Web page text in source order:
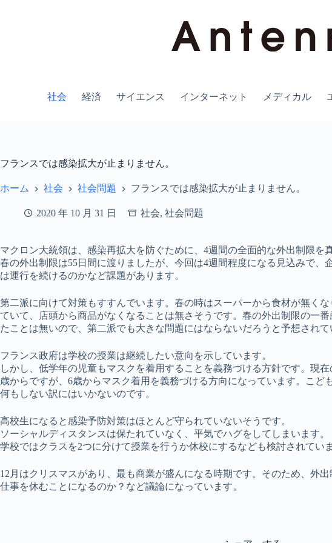
社会 経済 サイエンス インターネット メディカル
フランスでは感染拡大が止まりません。
ホーム 社会 社会問題 フランスでは感染拡大が止まりません。
2020 年 10 月 31 日 社会, 社会問題
マクロン大統領は、感染再拡大を防ぐために、4週間の全面的な外出制限を
春の外出制限は55日間に渡りましたが、今回は4週間程度になる見込みで、
は運行を続けるのかなど課題があります。
第二派に向けて対策もすすんでいます。春の時はスーパーから食材が無く
ていて、店頭から商品がなくなることは無さそうです。春の外出制限の一
たことは無いので、第二派でも大きな問題にはならないだろうと予想されて
フランス政府は学校の授業は継続したい意向を示しています。
しかし、低学年の児童もマスクを着用することを義務づける方針です。現
歳からですが、6歳からマスク着用を義務づける方向になっています。こど
何もしない訳にはいかないのです。
高校生になると感染予防対策はほとんど守られていないそうです。
ソーシャルディスタンスは保たれていなく、平気でハグをしてしまいます。
学校ではクラスを2つに分けて授業を行うか休校にするなども検討されていま
12月はクリスマスがあり、最も商業が盛んになる時期です。そのため、外
仕事を休むことになるのか？など議論になっています。